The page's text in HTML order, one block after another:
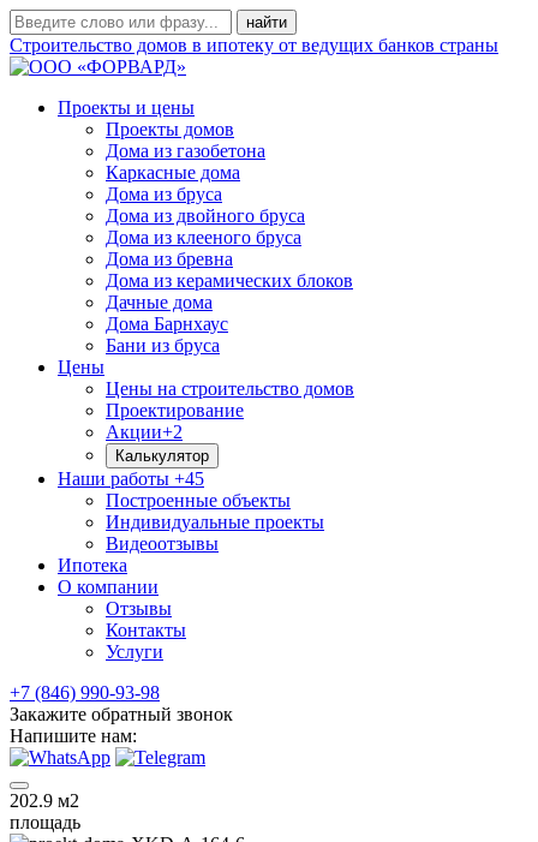
Строительство домов в ипотеку от ведущих банков страны
Проекты и цены
Проекты домов
Дома из газобетона
Каркасные дома
Дома из бруса
Дома из двойного бруса
Дома из клееного бруса
Дома из бревна
Дома из керамических блоков
Дачные дома
Дома Барнхаус
Бани из бруса
Цены
Цены на строительство домов
Проектирование
Акции+2
Калькулятор
Наши работы +45
Построенные объекты
Индивидуальные проекты
Видеоотзывы
Ипотека
О компании
Отзывы
Контакты
Услуги
+7 (846) 990-93-98
Закажите обратный звонок
Напишите нам:
202.9 м2
площадь